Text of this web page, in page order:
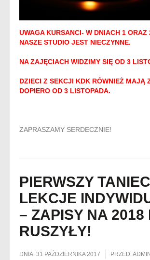
UWAGA KURSANCI- W DNIACH 1 ORAZ
NASZE STUDIO JEST NIECZYNNE.
NA ZAJĘCIACH WIDZIMY SIĘ OD 3
DZIECI Z SEKCJI KDK RÓWNIEŻ MAJĄ
DOPIERO OD 3 LISTOPADA.
ZAPRASZAMY SERDECZNIE!
PIERWSZY
LEKCJE
– ZAPISY NA 2018
RUSZYŁY!
DNIA: 31 PAŹDZIERNIKA 2017 PRZED:ADMIN